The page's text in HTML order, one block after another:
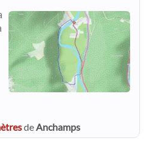
deAnchamps